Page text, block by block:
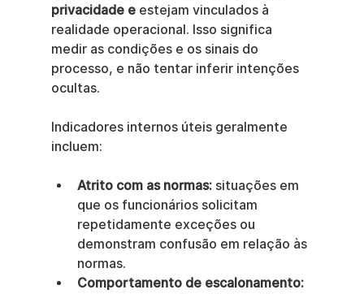
privacidade e estejam vinculados à
realidade operacional. Isso significa
medir as condições e os sinais do
processo, e não tentar inferir intenções
ocultas.
Indicadores internos úteis geralmente
incluem:
Atrito com as normas: situações em
que os funcionários solicitam
repetidamente exceções ou
demonstram confusão em relação às
normas.
Comportamento de escalonamento: